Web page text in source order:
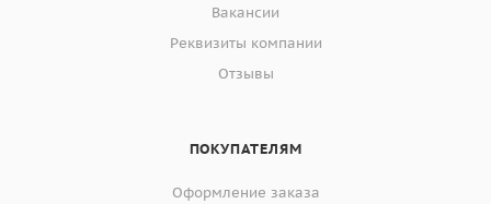
Вакансии
Реквизиты компании
Отзывы
ПОКУПАТЕЛЯМ
Оформление заказа